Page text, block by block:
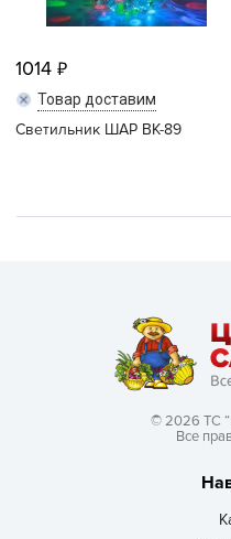
1014
Товар доставим
Светильник ШАР ВК-89
© 2026 ТС
Все